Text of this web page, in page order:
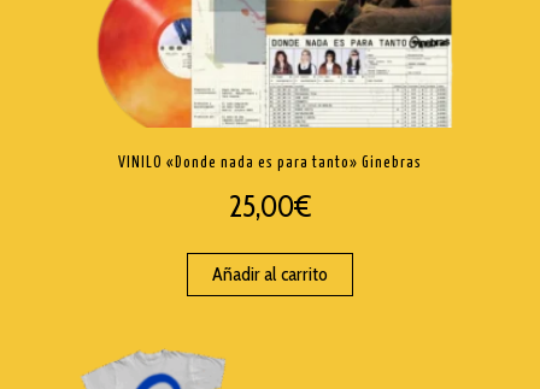
VINILO «Donde nada es para tanto» Ginebras
25,00€
Añadir al carrito